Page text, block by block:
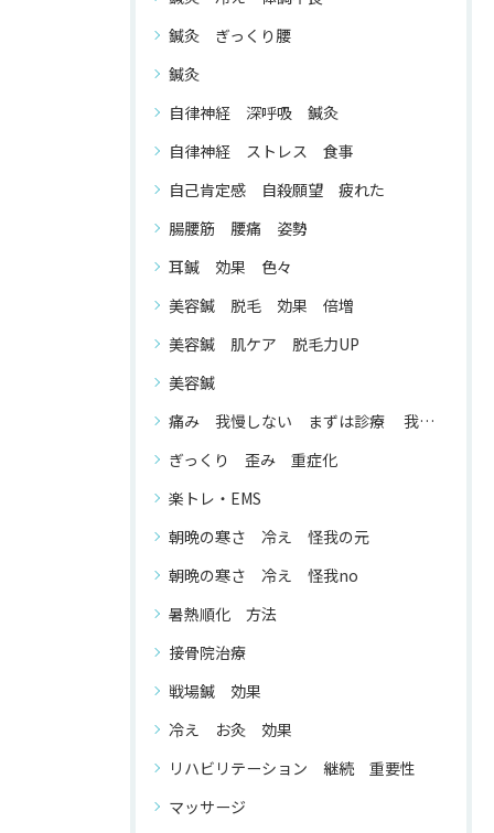
鍼灸 ぎっくり腰
鍼灸
自律神経 深呼吸 鍼灸
自律神経 ストレス 食事
自己肯定感 自殺願望 疲れた
腸腰筋 腰痛 姿勢
耳鍼 効果 色々
美容鍼 脱毛 効果 倍増
美容鍼 肌ケア 脱毛力UP
美容鍼
痛み 我慢しない まずは診療 我慢する 必要 が ない
ぎっくり 歪み 重症化
楽トレ・EMS
朝晩の寒さ 冷え 怪我の元
朝晩の寒さ 冷え 怪我no
暑熱順化 方法
接骨院治療
戦場鍼 効果
冷え お灸 効果
リハビリテーション 継続 重要性
マッサージ